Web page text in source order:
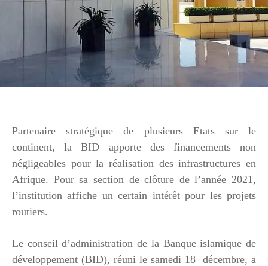
Partenaire stratégique de plusieurs Etats sur le
continent, la BID apporte des financements non
négligeables pour la réalisation des infrastructures en
Afrique. Pour sa section de clôture de l’année 2021,
l’institution affiche un certain intérêt pour les projets
routiers.
Le conseil d’administration de la Banque islamique de
développement (BID), réuni le samedi 18 décembre, a